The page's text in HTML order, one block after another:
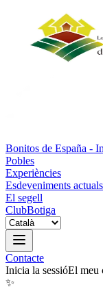
Bonitos de España -
Pobles
Experiències
Esdeveniments actuals
El segell
ClubBotiga
Contacte
Inicia la sessióEl meu
✨